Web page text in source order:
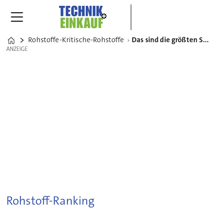
Home
Rohstoffe-Kritische-Rohstoffe Das sind die größten Stahlhersteller weltweit
ANZEIGE
ANZEIGE
Rohstoff-Ranking